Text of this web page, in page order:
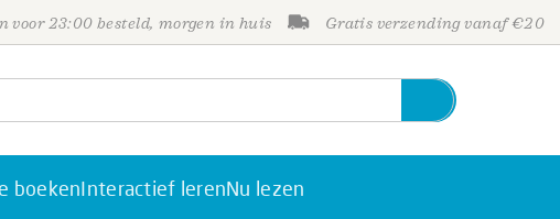
voor 23:00 besteld, morgen in huis Gratis verzending vanaf €20
boekenInteractief lerenNu lezen